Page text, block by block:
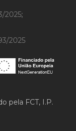
2025;
2025
pela FCT, I.P.